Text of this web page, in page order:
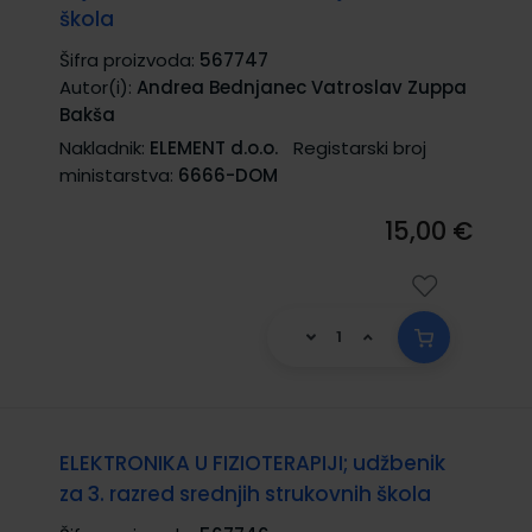
škola
Šifra proizvoda: 567747
Autor(i): Andrea Bednjanec Vatroslav Zuppa
Bakša
Nakladnik: ELEMENT d.o.o.
Registarski broj
ministarstva: 6666-DOM
15,00 €
ELEKTRONIKA U FIZIOTERAPIJI; udžbenik
za 3. razred srednjih strukovnih škola